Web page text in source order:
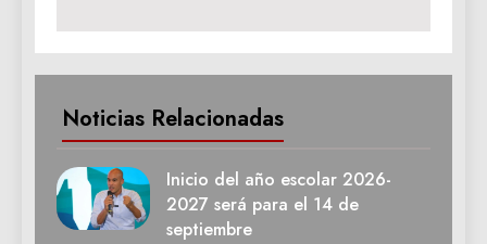
Noticias Relacionadas
Inicio del año escolar 2026-
2027 será para el 14 de
septiembre